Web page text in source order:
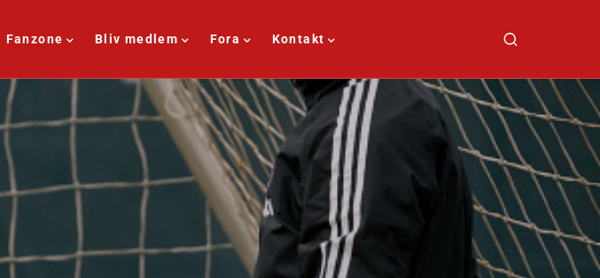
Fanzone Bliv medlem Fora Kontakt